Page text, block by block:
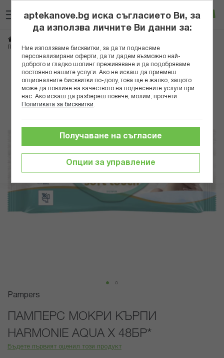
към
съдържанието
Вход
ПАМПЕРС МОКРИ КЪРПИ HARMONIE AQUA Х 48БР*
Преминете
края
Преминете
началото
галерия
със
Pampers
ПАМПЕРС МОКРИ КЪРПИ
HARMONIE AQUA Х 48БР*
Бъдете първият оценил този продукт
aptekanove.bg иска съгласието Ви, за
да използва личните Ви данни за:
Ние използваме бисквитки, за да ти поднасяме
персонализирани оферти, да ти дадем възможно най-
доброто и гладко шопинг преживяване и да подобряваме
постоянно нашите услуги. Ако не искаш да приемеш
опционалните бисквитки по-долу, това ще е жалко, защото
може да повлияе на качеството на поднесените услуги при
нас. Ако искаш да разбереш повече, молим, прочети
Политиката за бисквитки
Опции за управление
Получаване на съгласие